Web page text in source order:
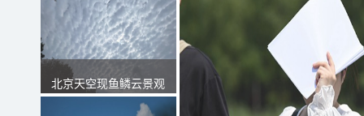
北京天空现鱼鳞云景观